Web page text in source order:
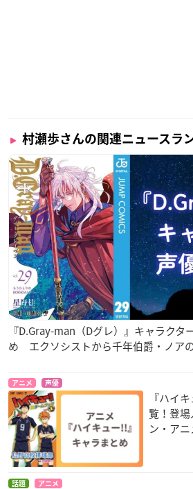
村瀬歩さんの関連ニュースラ
『D.Gray-man（Dグレ）』キャラクタ
め エクソシストから千年伯爵・ノア
アニメ 声優
『ハイ
覧！登
ン・ア
話題 アニメ